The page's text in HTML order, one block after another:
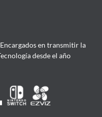
en transmitir la
desde el año